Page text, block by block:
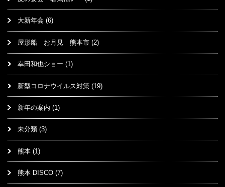
大新年会 (6)
屋形船 お月見 熊本市 (2)
幸田和也ショー (1)
新型コロナウイルス対策 (19)
新年の案内 (1)
未分類 (3)
熊本 (1)
熊本 DISCO (7)